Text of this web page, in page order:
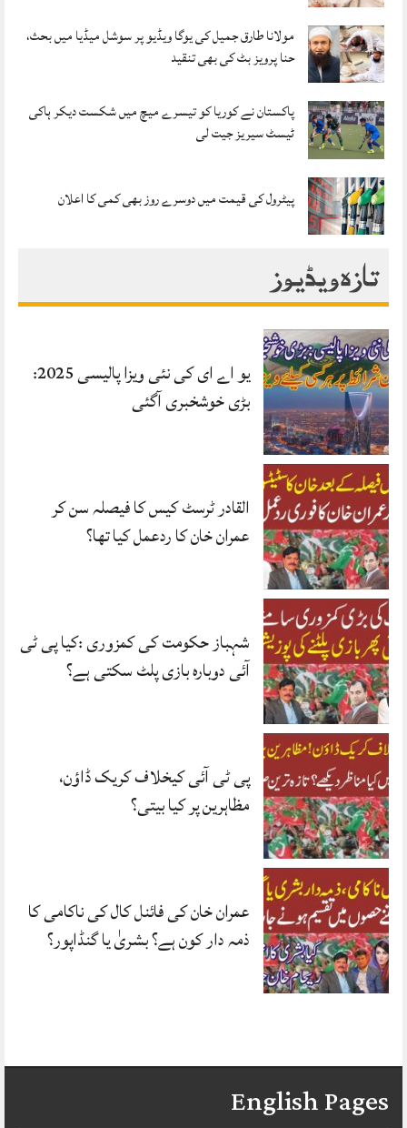
مولانا طارق جمیل کی یوگا ویڈیو پر سوشل میڈیا میں بحث،
حنا پرویز بٹ کی بھی تنقید
پاکستان نے کوریا کو تیسرے میچ میں شکست دیکر ہاکی
ٹیسٹ سیریز جیت لی
پیٹرول کی قیمت میں دوسرے روز بھی کمی کا اعلان
تازہ ویڈیوز
یو اے ای کی نئی ویزا پالیسی 2025:
بڑی خوشخبری آگئی
القادر ٹرسٹ کیس کا فیصلہ سن کر
عمران خان کا ردعمل کیا تھا؟
شہباز حکومت کی کمزوری :کیا پی ٹی
آئی دوبارہ بازی پلٹ سکتی ہے؟
پی ٹی آئی کیخلاف کریک ڈاؤن،
مظاہرین پر کیا بیتی؟
عمران خان کی فائنل کال کی ناکامی کا
ذمہ دار کون ہے؟ بشریٰ یا گنڈاپور؟
English Pages